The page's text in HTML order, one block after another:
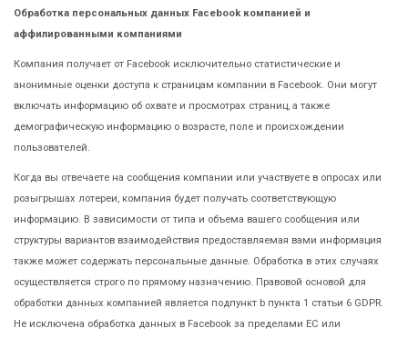
Обработка персональных данных Facebook компанией и
аффилированными компаниями
Компания получает от Facebook исключительно статистические и
анонимные оценки доступа к страницам компании в Facebook. Они могут
включать информацию об охвате и просмотрах страниц, а также
демографическую информацию о возрасте, поле и происхождении
пользователей.
Когда вы отвечаете на сообщения компании или участвуете в опросах или
розыгрышах лотереи, компания будет получать соответствующую
информацию. В зависимости от типа и объема вашего сообщения или
структуры вариантов взаимодействия предоставляемая вами информация
также может содержать персональные данные. Обработка в этих случаях
осуществляется строго по прямому назначению. Правовой основой для
обработки данных компанией является подпункт b пункта 1 статьи 6 GDPR.
Не исключена обработка данных в Facebook за пределами ЕС или